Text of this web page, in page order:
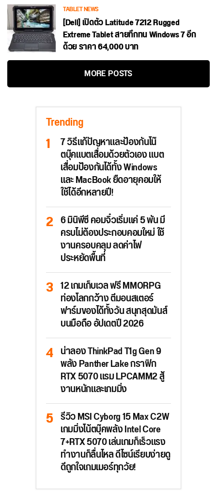
TABLET NEWS
[Dell] เปิดตัว Latitude 7212 Rugged
Extreme Tablet สายทึกทน Windows 7 อีก
ด้วย ราคา 64,000 บาท
MORE POSTS
Trending
7 วิธีแก้ปัญหาและป้องกันโน๊
ตบุ๊คแบตเสื่อมด้วยตัวเอง แบต
เสื่อมป้องกันได้ทั้ง Windows
และ MacBook ยืดอายุคอมให้
ใช้ได้อีกหลายปี!
6 มินิพีซี คอมจิ๋วเริ่มแค่ 5 พัน มี
ครบไม่ต้องประกอบคอมใหม่ ใช้
งานครอบคลุม ลดค่าไฟ
ประหยัดพื้นที่
12 เกมเก็บเวล ฟรี MMORPG
ท่องโลกกว้าง ตีมอนสเตอร์
ฟาร์มของได้ทั้งวัน สนุกสุดมันส์
บนมือถือ อัปเดตปี 2026
น่าลอง ThinkPad T1g Gen 9
พลัง Panther Lake กราฟิก
RTX 5070 แรม LPCAMM2 สู้
งานหนักและเกมมิ่ง
รีวิว MSI Cyborg 15 Max C2W
เกมมิ่งโน้ตบุ๊คพลัง Intel Core
7+RTX 5070 เล่นเกมก็เร็วแรง
ทำงานก็ลื่นไหล ดีไซน์เรียบง่ายดู
ดีถูกใจเกมเมอร์ทุกวัย!